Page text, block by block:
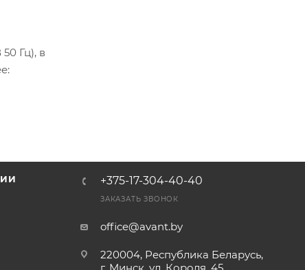
Гц), в
+375-17-304-40-40
ЗАКАЗАТЬ ЗВОНОК
office@avant.by
220004, Республика Беларусь,